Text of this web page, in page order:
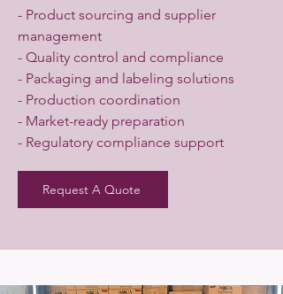
- Product sourcing and supplier
management
- Quality control and compliance
- Packaging and labeling solutions
- Production coordination
- Market-ready preparation
- Regulatory compliance support
Request A Quote